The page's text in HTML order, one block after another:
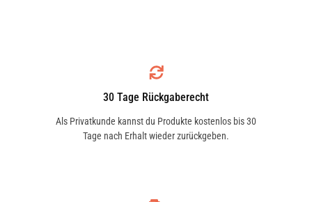
30 Tage Rückgaberecht
Als Privatkunde kannst du Produkte kostenlos bis 30
Tage nach Erhalt wieder zurückgeben.